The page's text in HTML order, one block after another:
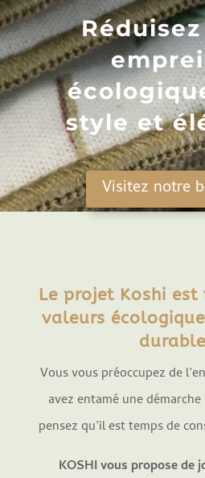
style et
Visitez notre
Le projet Koshi est
valeurs
Vous vous préoccupez de
avez entamé une
pensez qu’il est temps de
KOSHI vous propose de